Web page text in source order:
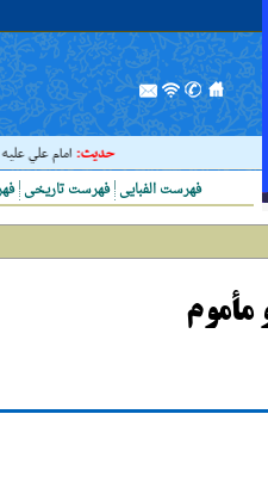
حدیث:امام علي عليه
فهرست تاریخی فهرست الفبایی
مأموم